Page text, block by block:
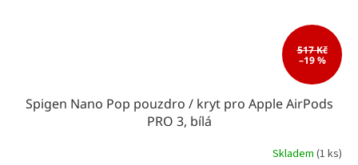
517 Kč
–19 %
Spigen Nano Pop pouzdro / kryt pro Apple AirPods
PRO 3, bílá
Skladem (1 ks)